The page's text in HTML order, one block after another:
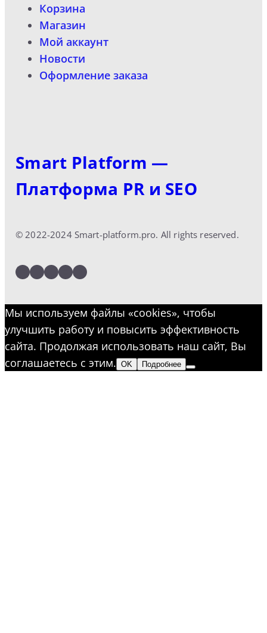
Корзина
Магазин
Мой аккаунт
Новости
Оформление заказа
Smart Platform —
Платформа PR и SEO
© 2022-2024 Smart-platform.pro. All rights reserved.
LinkedIn
Facebook
Twitter
Instagram
YouTube
Мы используем файлы «cookies», чтобы
улучшить работу и повысить эффективность
сайта. Продолжая использовать наш сайт, Вы
соглашаетесь с этим. OK Подробнее